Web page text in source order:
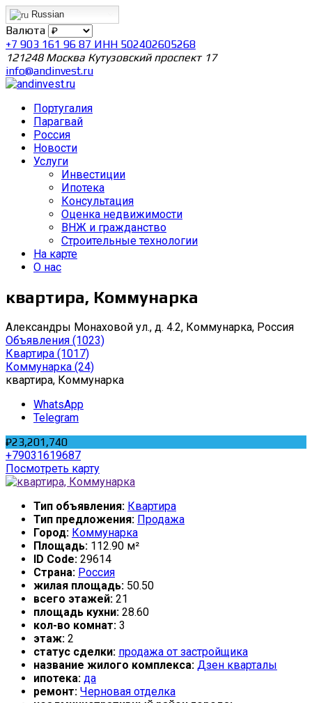
Russian
Валюта
+7 903 161 96 87 ИНН 502402605268
121248 Москва Кутузовский проспект 17
info@andinvest.ru
Португалия
Парагвай
Россия
Новости
Услуги
Инвестиции
Ипотека
Консультация
Оценка недвижимости
ВНЖ и гражданство
Строительные технологии
На карте
О нас
квартира, Коммунарка
Александры Монаховой ул., д. 4.2, Коммунарка, Россия
Объявления (1023)
Квартира (1017)
Коммунарка (24)
квартира, Коммунарка
WhatsApp
Telegram
₽23,201,740
+79031619687
Посмотреть карту
Тип объявления: Квартира
Тип предложения: Продажа
Город: Коммунарка
Площадь: 112.90 м²
ID Code: 29614
Страна: Россия
жилая площадь: 50.50
всего этажей: 21
площадь кухни: 28.60
кол-во комнат: 3
этаж: 2
статус сделки: продажа от застройщика
название жилого комплекса: Дзен кварталы
ипотека: да
ремонт: Черновая отделка